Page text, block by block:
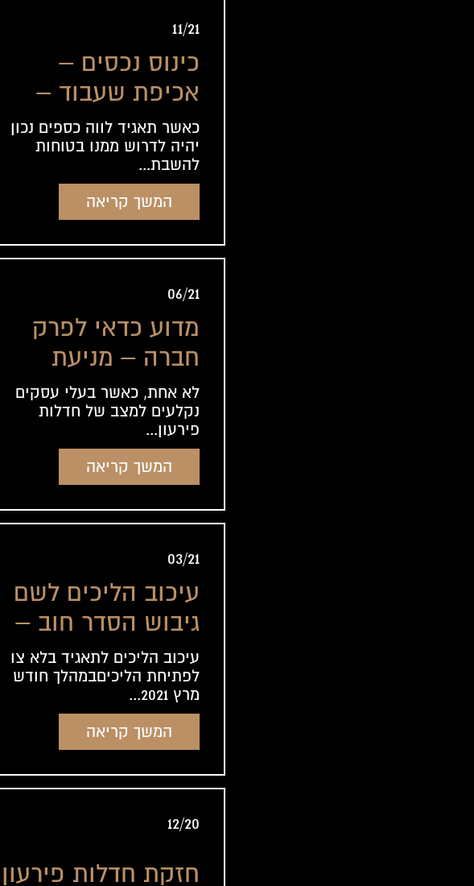
11/21
כינוס נכסים –
אכיפת שעבוד –
איגרת חוב
כאשר תאגיד לווה כספים נכון
יהיה לדרוש ממנו בטוחות
להשבת...
המשך קריאה
06/21
מדוע כדאי לפרק
חברה – מניעת
בעיות מול רשות
המיסים
לא אחת, כאשר בעלי עסקים
נקלעים למצב של חדלות
פירעון...
המשך קריאה
03/21
עיכוב הליכים לשם
גיבוש הסדר חוב –
הוראת שעה
עיכוב הליכים לתאגיד בלא צו
לפתיחת הליכיםבמהלך חודש
מרץ 2021...
המשך קריאה
12/20
חזקת חדלות פירעון